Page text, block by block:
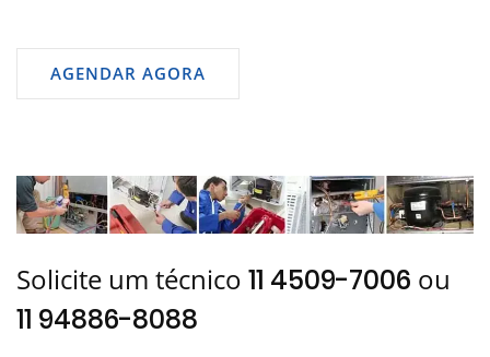
AGENDAR AGORA
Solicite um técnico 11 4509-7006 ou
11 94886-8088